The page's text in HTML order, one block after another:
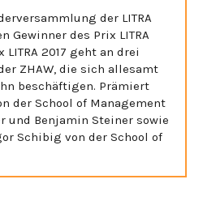
der LITRA
Gewinner des Prix LITRA
2017 geht an drei
ZHAW, die sich allesamt
beschäftigen. Prämiert
der School of Management
und Benjamin Steiner sowie
Schibig von der School of